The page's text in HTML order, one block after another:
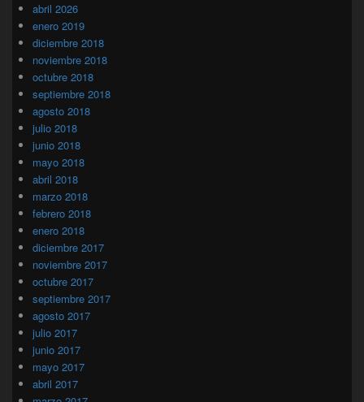
abril 2026
enero 2019
diciembre 2018
noviembre 2018
octubre 2018
septiembre 2018
agosto 2018
julio 2018
junio 2018
mayo 2018
abril 2018
marzo 2018
febrero 2018
enero 2018
diciembre 2017
noviembre 2017
octubre 2017
septiembre 2017
agosto 2017
julio 2017
junio 2017
mayo 2017
abril 2017